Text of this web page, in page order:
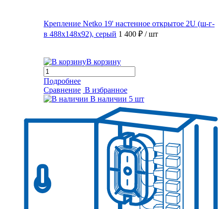
Крепление Netko 19' настенное открытое 2U (ш-г-
в 488х148х92), серый 1 400 ₽ / шт
В корзину
Подробнее
Сравнение В избранное
В наличии 5 шт